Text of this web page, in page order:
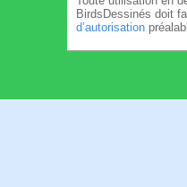
BirdsDessinés doit
d’autorisation